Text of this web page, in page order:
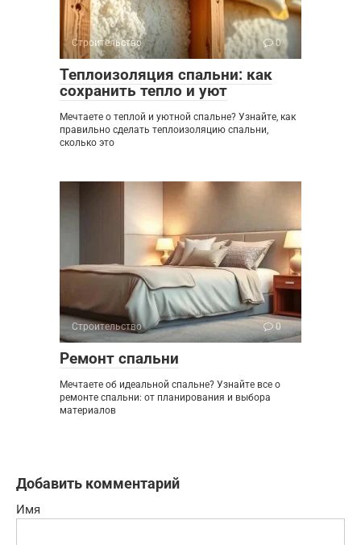
Строительство 0
Теплоизоляция спальни: как
сохранить тепло и уют
Мечтаете о теплой и уютной спальне? Узнайте, как
правильно сделать теплоизоляцию спальни,
сколько это
Строительство 0
Ремонт спальни
Мечтаете об идеальной спальне? Узнайте все о
ремонте спальни: от планирования и выбора
материалов
Добавить комментарий
Имя